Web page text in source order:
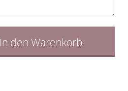
In den Warenkorb